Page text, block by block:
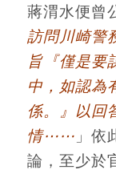
蔣渭水便曾
訪問川崎警
旨『僅是要
中，如認為
係。』以回
情⋯⋯ 」依
論，至少於